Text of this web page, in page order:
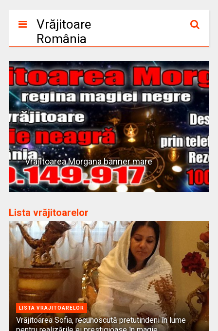
Vrăjitoare
România
Vrajitoarea Morgana banner mare
Lista vrăjitoarelor
LISTA VRAJITOARELOR
Vrăjitoarea Sofia, recunoscută pretutindeni în lume